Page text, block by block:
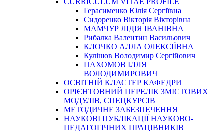
CURRICULUM VITAE PROFILE
Герасименко Юлія Сергіївна
Сидоренко Вікторія Вікторівна
МАМЧУР ЛІДІЯ ІВАНІВНА
Рибалка Валентин Васильович
КЛОЧКО АЛЛА ОЛЕКСІЇВНА
Кулішов Володимир Сергійович
ПАХОМОВ ІЛЛЯ
ВОЛОДИМИРОВИЧ
ОСВІТНІЙ КЛАСТЕР КАФЕДРИ
ОРІЄНТОВНИЙ ПЕРЕЛІК ЗМІСТОВИХ
МОДУЛІВ, СПЕЦКУРСІВ
МЕТОДИЧНЕ ЗАБЕЗПЕЧЕННЯ
НАУКОВІ ПУБЛІКАЦІЇ НАУКОВО-
ПЕДАГОГІЧНИХ ПРАЦІВНИКІВ